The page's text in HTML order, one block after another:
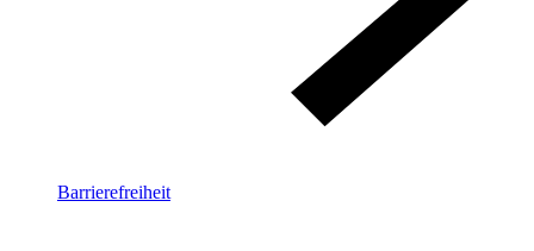
Barrierefreiheit